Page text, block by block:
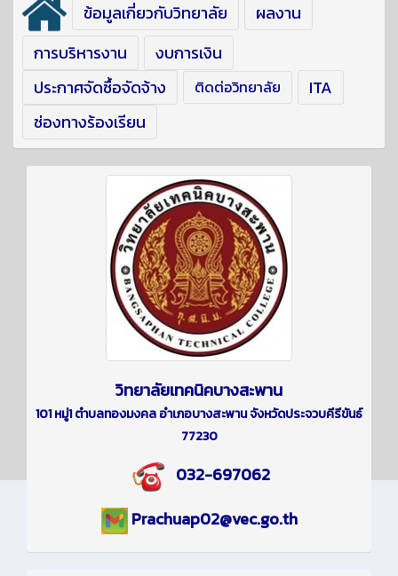
ข้อมูลเกี่ยวกับวิทยาลัย
ผลงาน
การบริหารงาน
งบการเงิน
ประกาศจัดซื้อจัดจ้าง
ติดต่อวิทยาลัย
ITA
ช่องทางร้องเรียน
วิทยาลัยเทคนิคบางสะพาน
101 หมู่1 ตำบลทองมงคล อำเภอบางสะพาน จังหวัดประจวบคีรีขันธ์
77230
032-697062
Prachuap02@vec.go.th